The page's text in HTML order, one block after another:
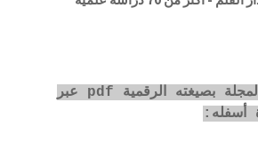
رابط تحميل كتاب المجلة بصيغته الرقمية pdf عبر
أسفله: